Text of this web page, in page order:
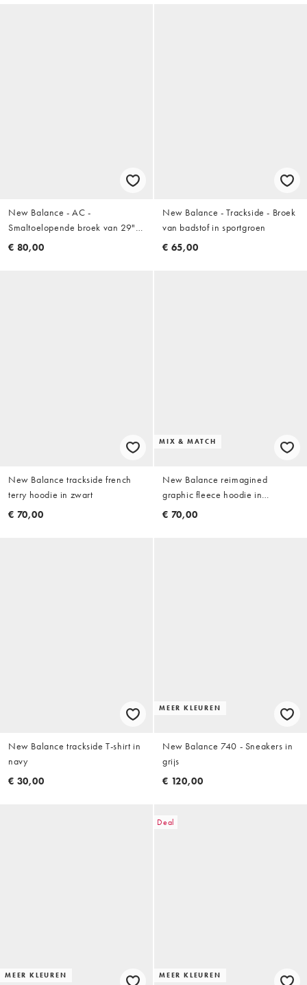
New Balance - AC -
Smaltoelopende broek van 29"
in grijs
€ 80,00
New Balance - Trackside - Broek
van badstof in sportgroen
€ 65,00
New Balance trackside french
terry hoodie in zwart
€ 70,00
MIX & MATCH
New Balance reimagined
graphic fleece hoodie in
gebroken wit
€ 70,00
New Balance trackside T-shirt in
navy
€ 30,00
MEER KLEUREN
New Balance 740 - Sneakers in
grijs
€ 120,00
MEER KLEUREN
Deal
MEER KLEUREN